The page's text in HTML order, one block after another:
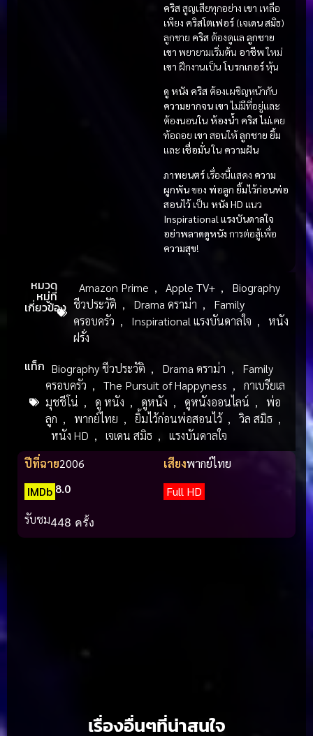
คริสสูญเสียทุกอย่าง เขา เหลือ
เพียง คริสโตเฟอร์(เจเดน สมิธ)
ลูกชาย คริส ต้องดูแล ลูกชาย
เขา พยายามเริ่มต้น อาชีพใหม่
เขา ฝึกงานเป็นโบรกเกอร์หุ้น
ดู หนัง คริส ต้องเผชิญหน้ากับ
ความยากจนเขาไม่มีที่อยู่และ
ต้องนอนใน ห้องน้ำ คริสไม่เคย
ท้อถอย เขา สอนให้ลูกชาย ยิ้ม
และ เชื่อมั่นใน ความฝัน
ภาพยนตร์เรื่องนี้แสดง ความ
ผูกพันของ พ่อลูก ยิ้มไว้ก่อนพ่อ
สอนไว้เป็น หนัง HD แนว
Inspirational แรงบันดาลใจ
อย่าพลาดดูหนัง การต่อสู้เพื่อ
ความสุข!
หมวด
หมู่ที่
เกี่ยวข้อง
Amazon Prime , Apple TV+ ,
Biography
ชีวประวัติ , Drama ดราม่า ,
Family
ครอบครัว , Inspirational แรงบันดาลใจ ,
หนัง
ฝรั่ง
แท็ก Biography ชีวประวัติ , Drama ดราม่า ,
Family
ครอบครัว , The Pursuit of Happyness ,
กาเบรียเล
มุชชีโน่ , ดู หนัง , ดูหนัง , ดูหนังออนไลน์ ,
พ่อ
ลูก , พากย์ไทย , ยิ้มไว้ก่อนพ่อสอนไว้ , วิล สมิธ ,
หนัง HD , เจเดน สมิธ ,
แรงบันดาลใจ
ปีที่ฉาย2006 เสียงพากย์ไทย
IMDb 8.0
Full HD
รับชม448 ครั้ง
เรื่องอื่นๆที่น่าสนใจ